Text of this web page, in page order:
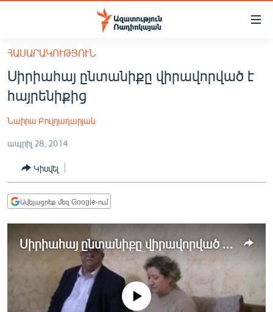
Մատչելիության
հիմնական
բովանդակությանը
Անցնել
հիմնական
մենյուին
ՀԱՅԱՍՏԱՆ
ՔԱՂԱՔԱԿԱՆ
ԸՆՏՐՈՒԹՅՈՒՆՆԵՐ 2026
ԻՐԱՎՈՒՆՔ
ՀԱՍԱՐԱԿՈՒԹՅՈՒՆ
ՏՆՏԵՍՈՒԹՅՈՒՆ
ՊԱՏԵՐԱԶՄԻ 6 ՇԱԲԱԹՆԵՐԸ
ՏԱՐԱԾԱՇՐՋԱՆ
ՄԻՋԱԶԳԱՅԻՆ
ՄՇԱԿՈՒՅԹ
ՀԱՍԱՐԱԿՈՒԹՅՈՒՆ
Սիրիահայ ընտանիքը վիրավորված է
հայրենիքից
Նաիրա Բուլղադարյան
ապրիլ 28, 2014
Կիսվել
Ավելացրեք մեզ Google-ում
Սիրիահայ ընտանիքը վիրավորված է հայրենիքից
No media source currently available